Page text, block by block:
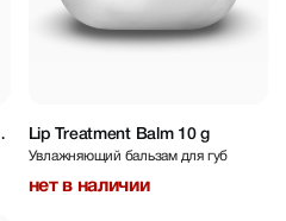
Lip Treatment Balm 10 g
Увлажняющий бальзам для губ
нет в наличии